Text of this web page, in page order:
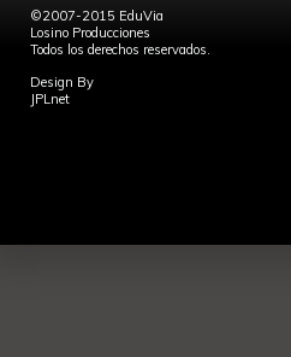
©2007-2015 EduVia
Losino Producciones
Todos los derechos reservados.
Design By
JPLnet